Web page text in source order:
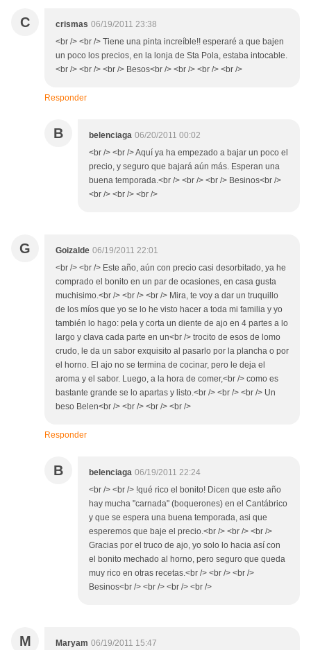
C crismas 06/19/2011 23:38
<br /> <br /> Tiene una pinta increíble!! esperaré a que bajen
un poco los precios, en la lonja de Sta Pola, estaba intocable.
<br /> <br /> <br /> Besos<br /> <br /> <br /> <br />
Responder
B belenciaga 06/20/2011 00:02
<br /> <br /> Aquí ya ha empezado a bajar un poco el
precio, y seguro que bajará aún más. Esperan una
buena temporada.<br /> <br /> <br /> Besinos<br />
<br /> <br /> <br />
G Goizalde 06/19/2011 22:01
<br /> <br /> Este año, aún con precio casi desorbitado, ya he
comprado el bonito en un par de ocasiones, en casa gusta
muchisimo.<br /> <br /> <br /> Mira, te voy a dar un truquillo
de los míos que yo se lo he visto hacer a toda mi familia y yo
también lo hago: pela y corta un diente de ajo en 4 partes a lo
largo y clava cada parte en un<br /> trocito de esos de lomo
crudo, le da un sabor exquisito al pasarlo por la plancha o por
el horno. El ajo no se termina de cocinar, pero le deja el
aroma y el sabor. Luego, a la hora de comer,<br /> como es
bastante grande se lo apartas y listo.<br /> <br /> <br /> Un
beso Belen<br /> <br /> <br /> <br />
Responder
B belenciaga 06/19/2011 22:24
<br /> <br /> !qué rico el bonito! Dicen que este año
hay mucha "carnada" (boquerones) en el Cantábrico
y que se espera una buena temporada, asi que
esperemos que baje el precio.<br /> <br /> <br />
Gracias por el truco de ajo, yo solo lo hacia así con
el bonito mechado al horno, pero seguro que queda
muy rico en otras recetas.<br /> <br /> <br />
Besinos<br /> <br /> <br /> <br />
M Maryam 06/19/2011 15:47